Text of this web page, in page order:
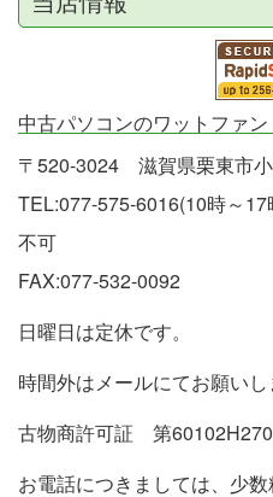
中古パソコンのワットファン
〒520-3024 滋賀県栗東市
TEL:077-575-6016(10時～
不可
FAX:077-532-0092
日曜日は定休です。
時間外はメールにてお願い
古物商許可証 第
お電話につきましては、少